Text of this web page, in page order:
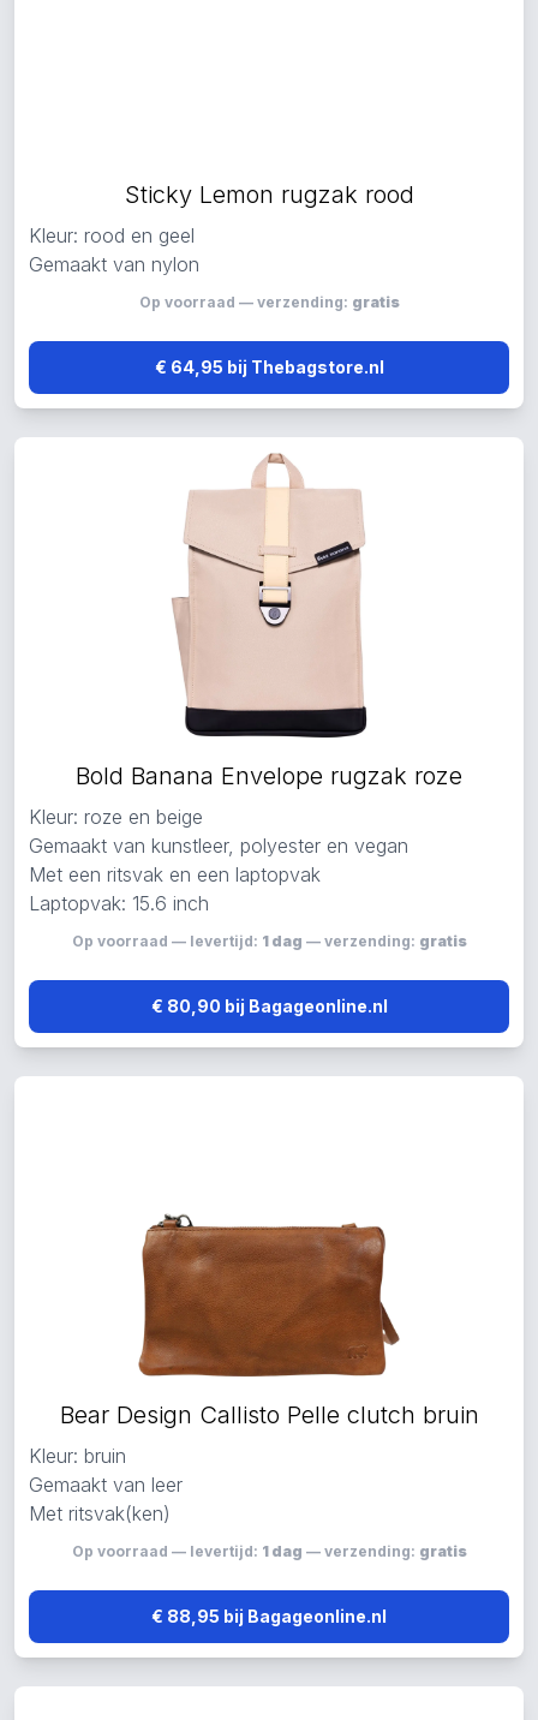
Sticky Lemon rugzak rood
Kleur: rood en geel
Gemaakt van nylon
Op voorraad — verzending: gratis
€ 64,95 bij Thebagstore.nl
Bold Banana Envelope rugzak roze
Kleur: roze en beige
Gemaakt van kunstleer, polyester en vegan
Met een ritsvak en een laptopvak
Laptopvak: 15.6 inch
Op voorraad — levertijd: 1 dag — verzending: gratis
€ 80,90 bij Bagageonline.nl
Bear Design Callisto Pelle clutch bruin
Kleur: bruin
Gemaakt van leer
Met ritsvak(ken)
Op voorraad — levertijd: 1 dag — verzending: gratis
€ 88,95 bij Bagageonline.nl